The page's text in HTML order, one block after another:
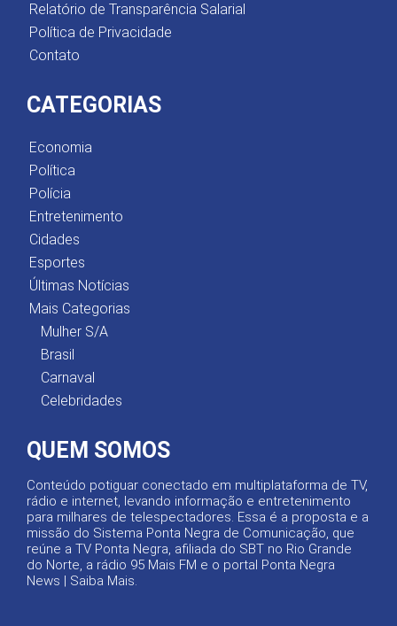
Relatório de Transparência Salarial
Política de Privacidade
Contato
CATEGORIAS
Economia
Política
Polícia
Entretenimento
Cidades
Esportes
Últimas Notícias
Mais Categorias
Mulher S/A
Brasil
Carnaval
Celebridades
QUEM SOMOS
Conteúdo potiguar conectado em multiplataforma de TV,
rádio e internet, levando informação e entretenimento
para milhares de telespectadores. Essa é a proposta e a
missão do Sistema Ponta Negra de Comunicação, que
reúne a TV Ponta Negra, afiliada do SBT no Rio Grande
do Norte, a rádio 95 Mais FM e o portal Ponta Negra
News | Saiba Mais.